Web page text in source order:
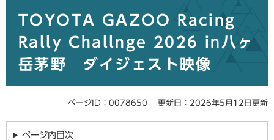
TOYOTA GAZOO Racing
Rally Challnge 2026 in八ヶ
岳茅野 ダイジェスト映像
ページID：0078650 更新日：2026年5月12日更新
ページ内目次